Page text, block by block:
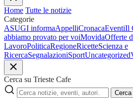
Home Tutte le notizie
Categorie
ASUGI informaAppelliCronacaEventiIl
abbiamo provato per voiMovidaOfferte
LavoroPoliticaRegioneRicetteScienza e
RicercaSegnalazioniSportUncategorized
Cerca su Trieste Cafe
Cerca